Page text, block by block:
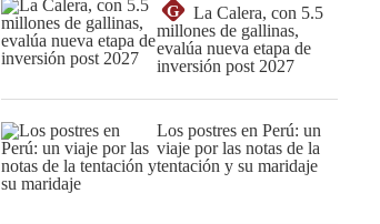
G
La Calera, con 5.5
millones de gallinas,
evalúa nueva etapa de
inversión post 2027
Los postres en Perú: un
viaje por las notas de la
tentación y su maridaje